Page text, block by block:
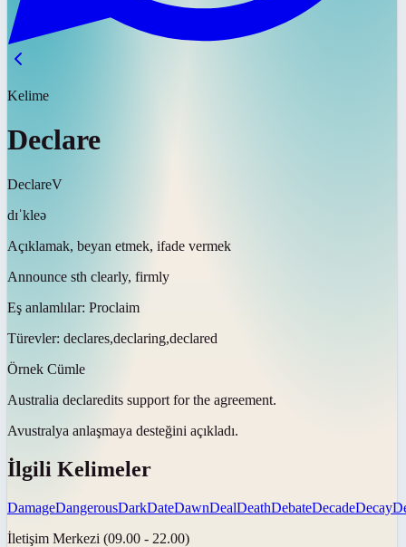
Kelime
Declare
DeclareV
dɪˈkleə
Açıklamak, beyan etmek, ifade vermek
Announce sth clearly, firmly
Eş anlamlılar: Proclaim
Türevler: declares,declaring,declared
Örnek Cümle
Australia declaredits support for the agreement.
Avustralya anlaşmaya desteğini açıkladı.
İlgili Kelimeler
DamageDangerousDarkDateDawnDealDeathDebateDecadeDecay
İletişim Merkezi (09.00 - 22.00)